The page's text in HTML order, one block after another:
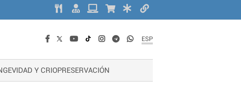
ESP
Y CRIOPRESERVACIÓN